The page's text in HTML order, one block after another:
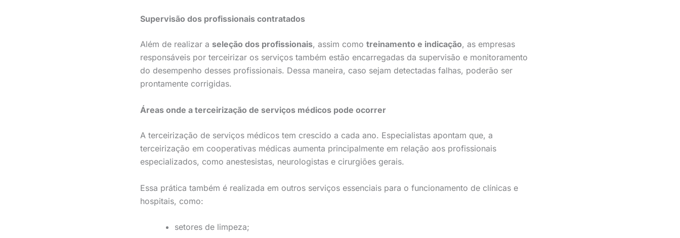
Supervisão dos profissionais contratados
Além de realizar a seleção dos profissionais, assim como treinamento e indicação, as empresas
responsáveis por terceirizar os serviços também estão encarregadas da supervisão e monitoramento
do desempenho desses profissionais. Dessa maneira, caso sejam detectadas falhas, poderão ser
prontamente corrigidas.
Áreas onde a terceirização de serviços médicos pode ocorrer
A terceirização de serviços médicos tem crescido a cada ano. Especialistas apontam que, a
terceirização em cooperativas médicas aumenta principalmente em relação aos profissionais
especializados, como anestesistas, neurologistas e cirurgiões gerais.
Essa prática também é realizada em outros serviços essenciais para o funcionamento de clínicas e
hospitais, como:
setores de limpeza;